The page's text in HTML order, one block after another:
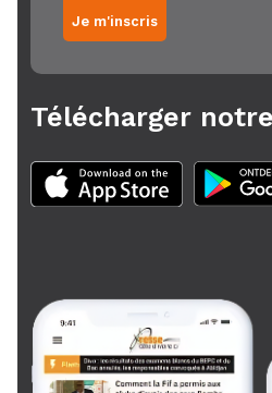
Je m'inscris
Télécharger